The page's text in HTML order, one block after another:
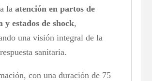
laatención en partos de
y estados de shock,
una visión integral de la
sanitaria.
con una duración de 75